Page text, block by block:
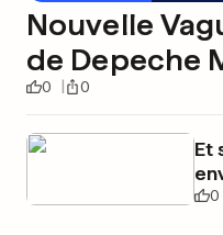
Nouvelle
de Depeche
0 0
Et
0